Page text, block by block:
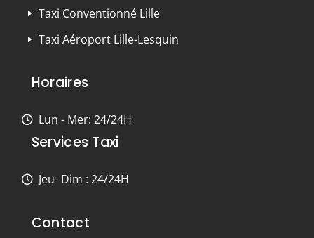
Taxi Conventionné Lille
Taxi Aéroport Lille-Lesquin
Horaires
Lun - Mer: 24/24H
Services Taxi
Jeu- Dim : 24/24H
Contact